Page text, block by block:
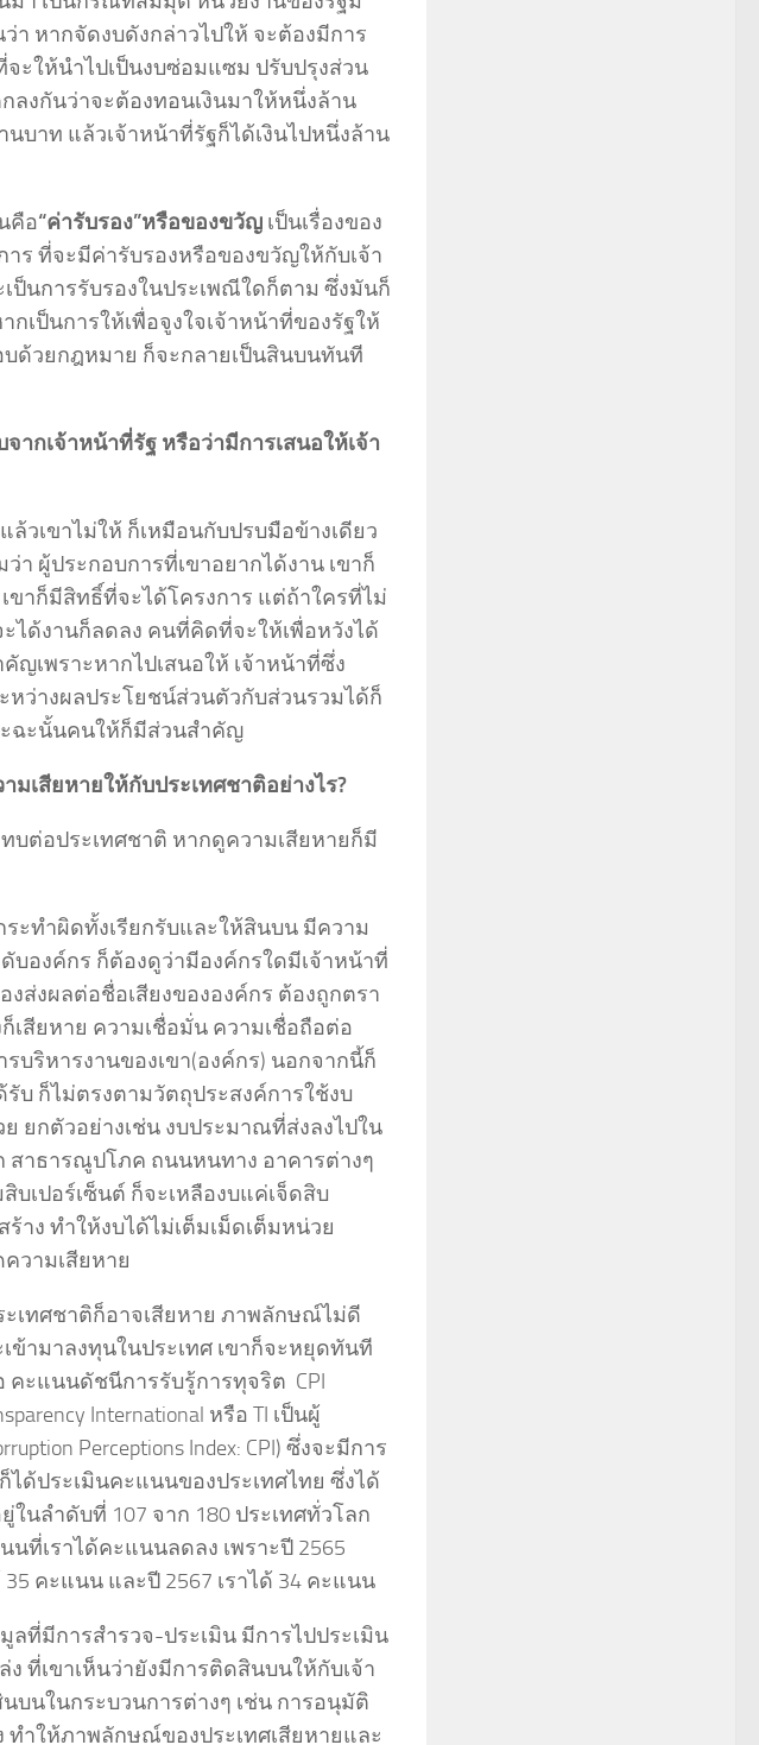
หากจัดงบดังกล่าวไปให้ จะต้องมีการ
ะให้นำไปเป็นงบซ่อมแซม ปรับปรุงส่วน
ลงกันว่าจะต้องทอนเงินมาให้หนึ่งล้าน
บาท แล้วเจ้าหน้าที่รัฐก็ได้เงินไปหนึ่งล้าน
คือ“ค่ารับรอง”หรือของขวัญ เป็นเรื่องของ
ร ที่จะมีค่ารับรองหรือของขวัญให้กับเจ้า
ป็นการรับรองในประเพณีใดก็ตาม ซึ่งมันก็
เป็นการให้เพื่อจูงใจเจ้าหน้าที่ของรัฐให้
ด้วยกฎหมาย ก็จะกลายเป็นสินบนทันที
กเจ้าหน้าที่รัฐ หรือว่ามีการเสนอให้เจ้า
ล้วเขาไม่ให้ ก็เหมือนกับปรบมือข้างเดียว
ผู้ประกอบการที่เขาอยากได้งาน เขาก็
ขาก็มีสิทธิ์ที่จะได้โครงการ แต่ถ้าใครที่ไม่
ได้งานก็ลดลง คนที่คิดที่จะให้เพื่อหวังได้
ญเพราะหากไปเสนอให้ เจ้าหน้าที่ซึ่ง
หว่างผลประโยชน์ส่วนตัวกับส่วนรวมได้ก็
ะฉะนั้นคนให้ก็มีส่วนสำคัญ
มเสียหายให้กับประเทศชาติอย่างไร?
บต่อประเทศชาติ หากดูความเสียหายก็มี
ะทำผิดทั้งเรียกรับและให้สินบน มีความ
องค์กร ก็ต้องดูว่ามีองค์กรใดมีเจ้าหน้าที่
ส่งผลต่อชื่อเสียงขององค์กร ต้องถูกตรา
เสียหาย ความเชื่อมั่น ความเชื่อถือต่อ
บริหารงานของเขา(องค์กร) นอกจากนี้ก็
บ ก็ไม่ตรงตามวัตถุประสงค์การใช้งบ
ยกตัวอย่างเช่น งบประมาณที่ส่งลงไปใน
สาธารณูปโภค ถนนหนทาง อาคารต่างๆ
บเปอร์เซ็นต์ ก็จะเหลืองบแค่เจ็ดสิบ
าง ทำให้งบได้ไม่เต็มเม็ดเต็มหน่วย
วามเสียหาย
ะเทศชาติก็อาจเสียหาย ภาพลักษณ์ไม่ดี
ามาลงทุนในประเทศ เขาก็จะหยุดทันที
คะแนนดัชนีการรับรู้การทุจริต CPI
International หรือ TI เป็นผู้
Perceptions Index: CPI) ซึ่งจะมีการ
ด้ประเมินคะแนนของประเทศไทย ซึ่งได้
นลำดับที่ 107 จาก 180 ประเทศทั่วโลก
ที่เราได้คะแนนลดลง เพราะปี 2565
คะแนน และปี 2567 เราได้ 34 คะแนน
ที่มีการสำรวจ-ประเมิน มีการไปประเมิน
ที่เขาเห็นว่ายังมีการติดสินบนให้กับเจ้า
บนในกระบวนการต่างๆ เช่น การอนุมัติ
ำให้ภาพลักษณ์ของประเทศเสียหายและ